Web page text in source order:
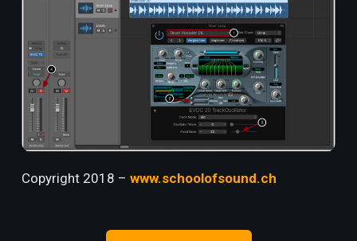
Copyright 2018 – www.schoolofsound.ch